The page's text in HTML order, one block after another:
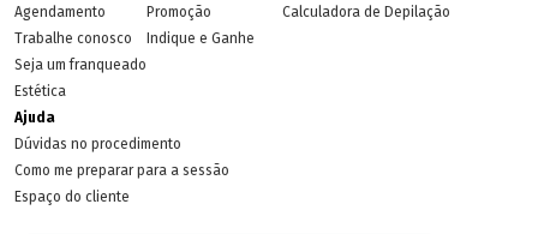
Agendamento
Trabalhe conosco
Seja um franqueado
Estética
Promoção
Indique e Ganhe
Calculadora de Depilação
Ajuda
Dúvidas no procedimento
Como me preparar para a sessão
Espaço do cliente